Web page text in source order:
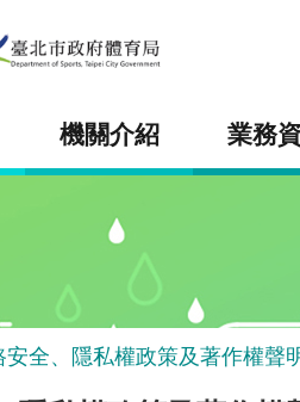
機關介紹 業務
安全、隱私權政策及著作權聲